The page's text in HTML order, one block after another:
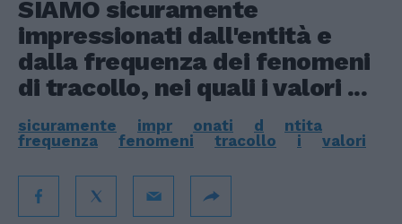
SIAMO sicuramente
impressionati dall'entità e
dalla frequenza dei fenomeni
di tracollo, nei quali i valori ...
sicuramente impr onati d
ntita
frequenza
fenomeni tracollo i valori